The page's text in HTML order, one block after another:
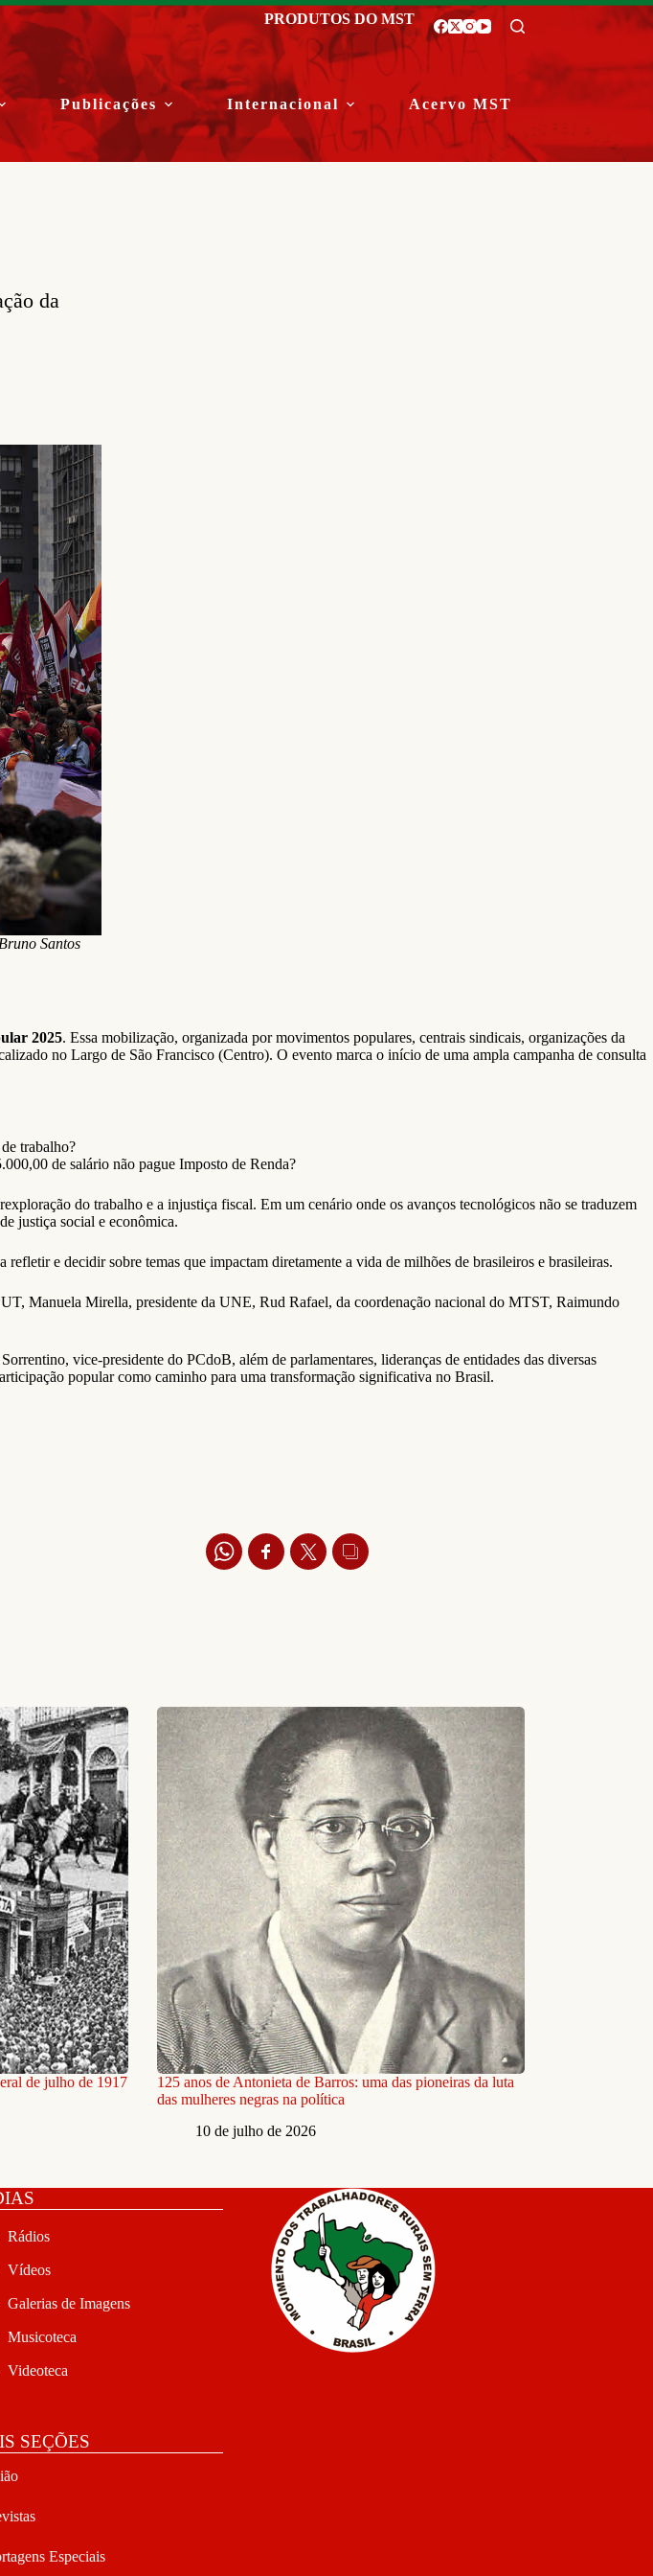
PRODUTOS DO MST
Publicações Internacional Acervo MST
da
Santos
2025. Essa mobilização, organizada por movimentos populares, centrais sindicais, organizações da
no Largo de São Francisco (Centro). O evento marca o início de uma ampla campanha de consulta
trabalho?
de salário não pague Imposto de Renda?
do trabalho e a injustiça fiscal. Em um cenário onde os avanços tecnológicos não se traduzem
justiça social e econômica.
e decidir sobre temas que impactam diretamente a vida de milhões de brasileiros e brasileiras.
Manuela Mirella, presidente da UNE, Rud Rafael, da coordenação nacional do MTST, Raimundo
vice-presidente do PCdoB, além de parlamentares, lideranças de entidades das diversas
popular como caminho para uma transformação significativa no Brasil.
de julho de 1917
125 anos de Antonieta de Barros: uma das pioneiras da luta
das mulheres negras na política
10 de julho de 2026
Rádios
Vídeos
Galerias de Imagens
Musicoteca
Videoteca
SEÇÕES
Especiais